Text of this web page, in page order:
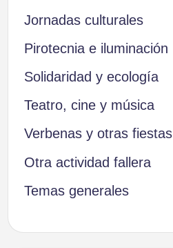
Jornadas culturales
Pirotecnia e iluminación
Solidaridad y ecología
Teatro, cine y música
Verbenas y otras fiestas
Otra actividad fallera
Temas generales